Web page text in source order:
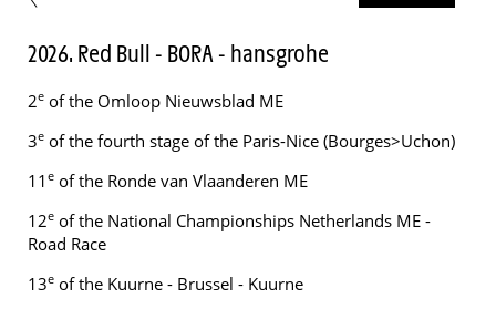
2026. Red Bull - BORA - hansgrohe
2e of the Omloop Nieuwsblad ME
3e of the fourth stage of the Paris-Nice (Bourges>Uchon)
11 e of the Ronde van Vlaanderen ME
12e of the National Championships Netherlands ME -
Road Race
13e of the Kuurne - Brussel - Kuurne